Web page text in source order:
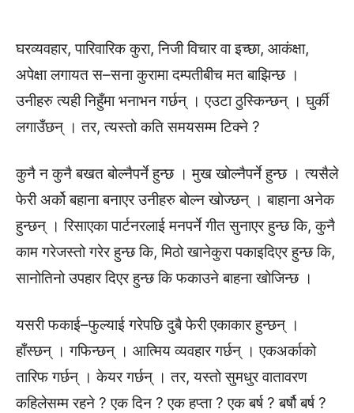
घरव्यवहार, पारिवारिक कुरा, निजी विचार वा इच्छा, आकंक्षा,
अपेक्षा लगायत स–सना कुरामा दम्पतीबीच मत बाझिन्छ ।
उनीहरु त्यही निहुँमा भनाभन गर्छन् । एउटा ठुस्किन्छन् । घुर्की
लगाउँछन् । तर, त्यस्तो कति समयसम्म टिक्ने ?
कुनै न कुनै बखत बोल्नैपर्ने हुन्छ । मुख खोल्नैपर्ने हुन्छ । त्यसैले
फेरी अर्को बहाना बनाएर उनीहरु बोल्न खोज्छन् । बाहाना अनेक
हुन्छन् । रिसाएका पार्टनरलाई मनपर्ने गीत सुनाएर हुन्छ कि, कुनै
काम गरेजस्तो गरेर हुन्छ कि, मिठो खानेकुरा पकाइदिएर हुन्छ कि,
सानोतिनो उपहार दिएर हुन्छ कि फकाउने बाहना खोजिन्छ ।
यसरी फकाई–फुल्याई गरेपछि दुबै फेरी एकाकार हुन्छन् ।
हाँस्छन् । गफिन्छन् । आत्मिय व्यवहार गर्छन् । एकअर्काको
तारिफ गर्छन् । केयर गर्छन् । तर, यस्तो सुमधुर वातावरण
कहिलेसम्म रहने ? एक दिन ? एक हप्ता ? एक बर्ष ? बर्षौ बर्ष ?